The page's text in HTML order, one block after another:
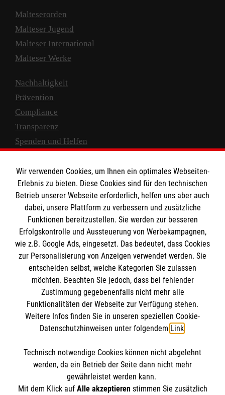
Malteserorden
Malteser Jugend
Malteser International
Malteser Werke
Nachhaltigkeit
Prävention
Compliance
Transparenz
Spenden und Helfen
Empfänger: Malteser Hilfsdienst e.V.
IBAN: DE10 3706 0120 1201 2000 12
BIC: GENODED 1PA7
Newsletter abonnieren
Cookies verwalten|AGB|Impressum|Datenschutz
Barrierefreiheit |Kontakt| Sharepoint|Mediathek
Wir verwenden Cookies, um Ihnen ein optimales Webseiten-
Erlebnis zu bieten. Diese Cookies sind für den technischen
Betrieb unserer Webseite erforderlich, helfen uns aber auch
dabei, unsere Plattform zu verbessern und zusätzliche
Funktionen bereitzustellen. Sie werden zur besseren
Erfolgskontrolle und Aussteuerung von Werbekampagnen,
wie z.B. Google Ads, eingesetzt. Das bedeutet, dass Cookies
zur Personalisierung von Anzeigen verwendet werden. Sie
entscheiden selbst, welche Kategorien Sie zulassen
möchten. Beachten Sie jedoch, dass bei fehlender
Zustimmung gegebenenfalls nicht mehr alle
Funktionalitäten der Webseite zur Verfügung stehen.
Weitere Infos finden Sie in unseren speziellen Cookie-
Datenschutzhinweisen unter folgendem Link.
Technisch notwendige Cookies können nicht abgelehnt
werden, da ein Betrieb der Seite dann nicht mehr
gewährleistet werden kann.
Mit dem Klick auf Alle akzeptierenstimmen Sie zusätzlich